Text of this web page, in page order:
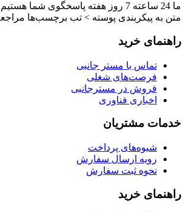
ما 24 ساعته 7 روز هفته پاسخگوی شما
متن به پیکربندی پوسته > تب برچسب‌ها
راهنمای خرید
تماس با مستر جانبی
فرصت‌های شغلی
فروش در مسترجانبی
اخباری فناوری
خدمات مشتریان
شیوه‌های پرداخت
رویه ارسال سفارش
نحوه ثبت سفارش
راهنمای خرید